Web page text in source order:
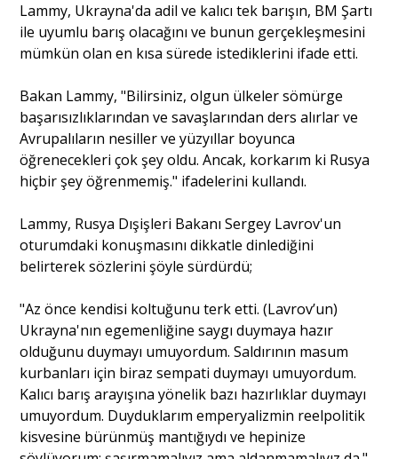
Lammy, Ukrayna'da adil ve kalıcı tek barışın, BM Şartı
ile uyumlu barış olacağını ve bunun gerçekleşmesini
mümkün olan en kısa sürede istediklerini ifade etti.
Bakan Lammy, "Bilirsiniz, olgun ülkeler sömürge
başarısızlıklarından ve savaşlarından ders alırlar ve
Avrupalıların nesiller ve yüzyıllar boyunca
öğrenecekleri çok şey oldu. Ancak, korkarım ki Rusya
hiçbir şey öğrenmemiş." ifadelerini kullandı.
Lammy, Rusya Dışişleri Bakanı Sergey Lavrov'un
oturumdaki konuşmasını dikkatle dinlediğini
belirterek sözlerini şöyle sürdürdü;
"Az önce kendisi koltuğunu terk etti. (Lavrov’un)
Ukrayna'nın egemenliğine saygı duymaya hazır
olduğunu duymayı umuyordum. Saldırının masum
kurbanları için biraz sempati duymayı umuyordum.
Kalıcı barış arayışına yönelik bazı hazırlıklar duymayı
umuyordum. Duyduklarım emperyalizmin reelpolitik
kisvesine bürünmüş mantığıydı ve hepinize